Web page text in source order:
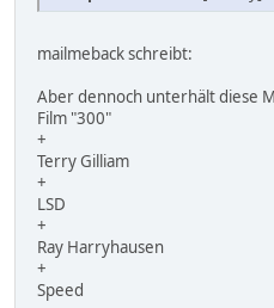
mailmeback schreibt:
Aber dennoch unterhält diese
Film "300"
+
Terry Gilliam
+
LSD
+
Ray Harryhausen
+
Speed